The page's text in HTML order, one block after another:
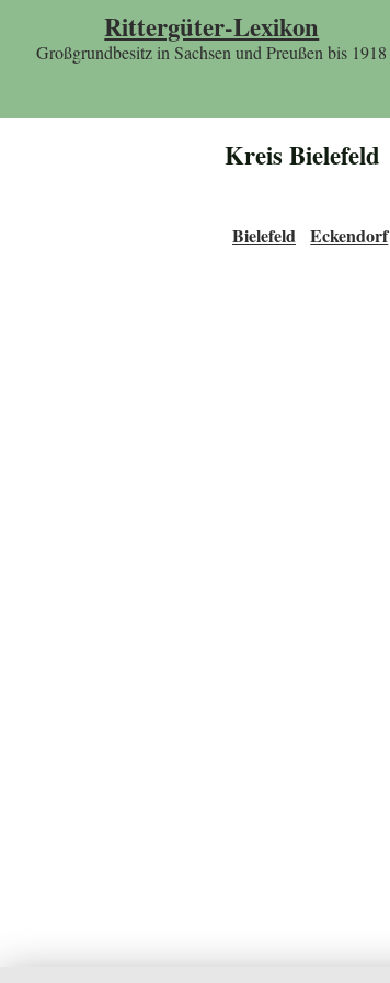
Rittergüter-Lexikon
Großgrundbesitz in Sachsen und Preußen bis 1918
Kreis Bielefeld
Bielefeld Eckendorf